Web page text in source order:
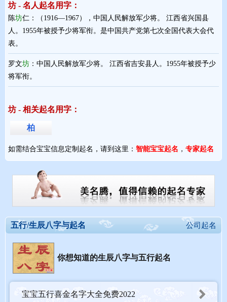
坊 - 名人起名用字：
陈坊仁：（1916—1967），中国人民解放军少将。 江西省兴国县
人。1955年被授予少将军衔。是中国共产党第七次全国代表大会代
表。
罗文坊 ：中国人民解放军少将。 江西省吉安县人。1955年被授予少
将军衔。
坊 - 相关起名用字：
柏
如需结合宝宝信息定制起名，请到这里： 智能宝宝起名 ， 专家起名
公司起名
五行/生辰八字与起名
你想知道的生辰八字与五行起名
宝宝五行喜金名字大全免费2022